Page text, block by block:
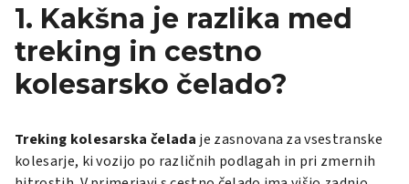
1. Kakšna je razlika med
treking in cestno
kolesarsko čelado?
Treking kolesarska čelada je zasnovana za vsestranske
kolesarje, ki vozijo po različnih podlagah in pri zmernih